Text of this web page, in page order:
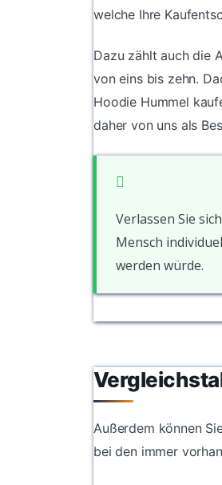
welche Ihre
Dazu zählt auch die
von eins bis zehn.
Hoodie Hummel
daher von uns als
Verlassen Sie
Mensch
werden würde.
Außerdem können
bei den immer